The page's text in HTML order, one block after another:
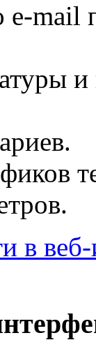
e-mail
в